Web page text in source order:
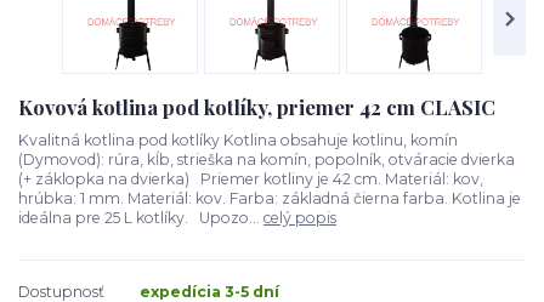
Kovová kotlina pod kotlíky, priemer 42 cm CLASIC
Kvalitná kotlina pod kotlíky Kotlina obsahuje kotlinu, komín
(Dymovod): rúra, kĺb, strieška na komín, popolník, otváracie dvierka
(+ záklopka na dvierka) Priemer kotliny je 42 cm. Materiál: kov,
hrúbka: 1 mm. Materiál: kov. Farba: základná čierna farba. Kotlina je
ideálna pre 25 L kotlíky. Upozo... celý popis
Dostupnosť expedícia 3-5 dní